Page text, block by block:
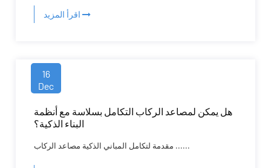
اقرأ المزيد
16
Dec
هل يمكن لمصاعد الركاب التكامل بسلاسة مع أنظمة
البناء الذكية؟
مقدمة لتكامل المباني الذكية مصاعد الركاب ......